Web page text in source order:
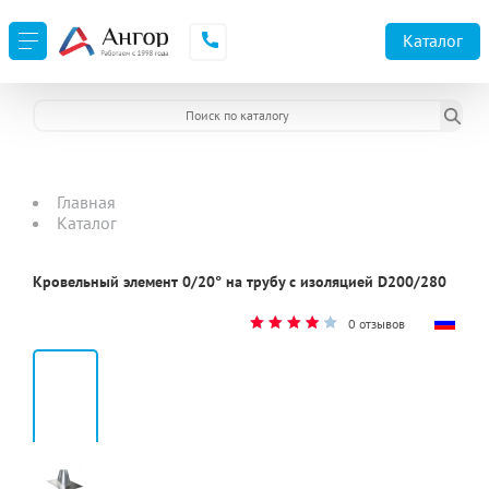
Каталог
Главная
Каталог
Кровельный элемент 0/20° на трубу с изоляцией D200/280
0 отзывов